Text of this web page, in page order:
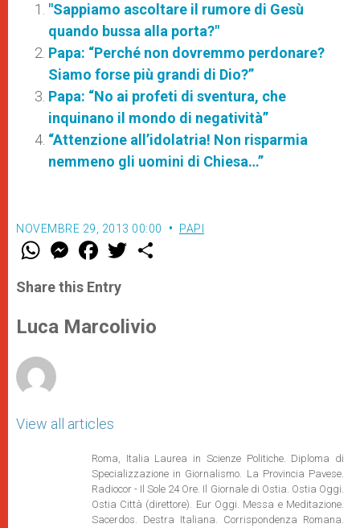
"Sappiamo ascoltare il rumore di Gesù
quando bussa alla porta?"
Papa: “Perché non dovremmo perdonare?
Siamo forse più grandi di Dio?”
Papa: “No ai profeti di sventura, che
inquinano il mondo di negatività”
“Attenzione all’idolatria! Non risparmia
nemmeno gli uomini di Chiesa…”
NOVEMBRE 29, 2013 00:00 PAPI
W
t
s
p
p
M
e
s
e
g
e
F
a
e
b
o
k
w
r
Share this Entry
Luca Marcolivio
View all articles
Roma, Italia Laurea in Scienze Politiche. Diploma di
Specializzazione in Giornalismo. La Provincia Pavese.
Radiocor - Il Sole 24 Ore. Il Giornale di Ostia. Ostia Oggi.
Ostia Città (direttore). Eur Oggi. Messa e Meditazione.
Sacerdos. Destra Italiana. Corrispondenza Romana.